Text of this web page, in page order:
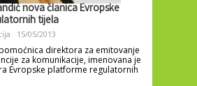
nova članica Evropske
tijela
15/05/2013
direktora za emitovanje
za komunikacije, imenovana je
Evropske platforme regulatornih